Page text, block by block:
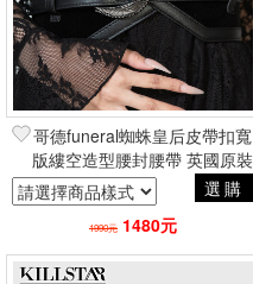
哥德funeral蜘蛛皇后皮帶扣寬
版縷空造型腰封腰帶 英國原裝
進口Killstar正版授權選購
1990元 1480元